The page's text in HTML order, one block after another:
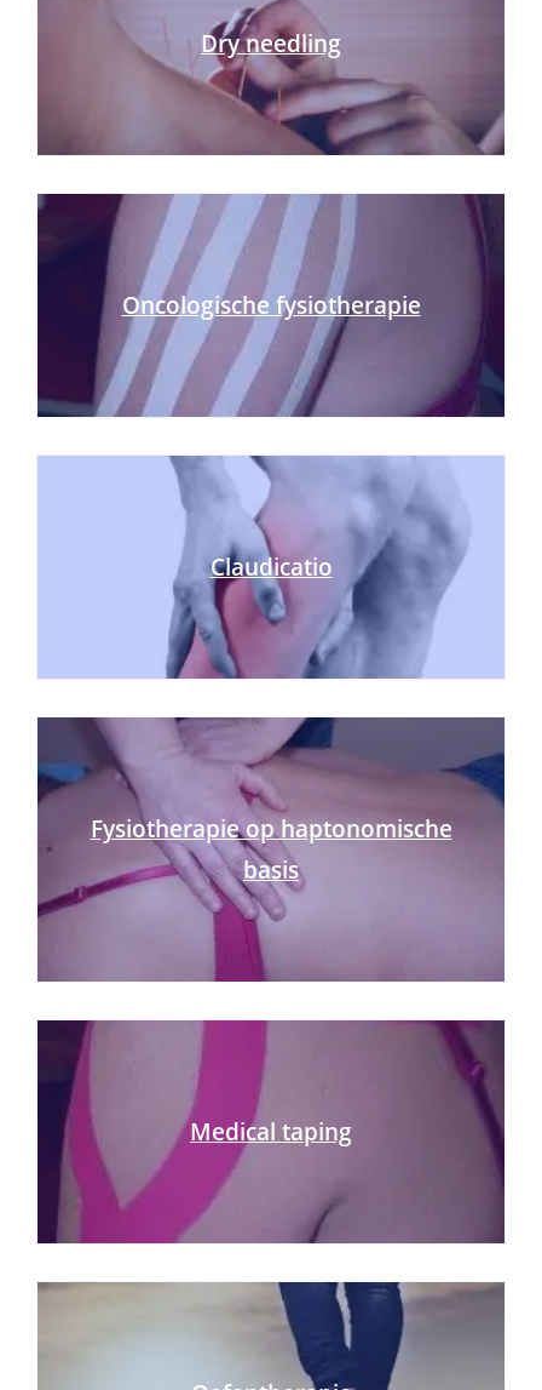
Dry needling
Oncologische fysiotherapie
Claudicatio
Fysiotherapie op haptonomische
basis
Medical taping